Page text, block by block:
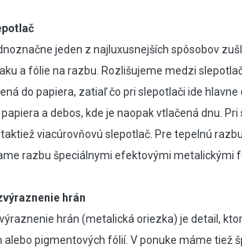
jeden z najluxusnejších spôsobov
a fólie na razbu. Rozlišujeme medzi
do papiera, zatiaľ čo pri slepotlači ide
a debos, kde je naopak vtlačená dnu.
viacúrovňovú slepotlač. Pre tepelnú
razbu špeciálnymi efektovými metalickými
hrán
hrán (metalická oriezka) je detail,
alebo pigmentových fólií. V ponuke máme tiež